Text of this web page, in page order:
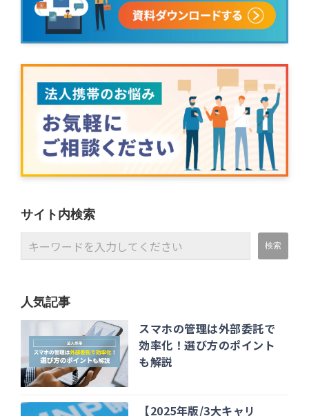
サイト内検索
人気記事
スマホの管理は外部委託で
効率化！選び方のポイント
も解説
【2025年版/3大キャリ